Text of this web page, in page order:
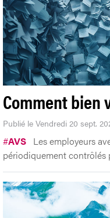
Comment bien
Publié le Vendredi 20 sept.
#AVS Les employeurs
périodiquement contrôlés